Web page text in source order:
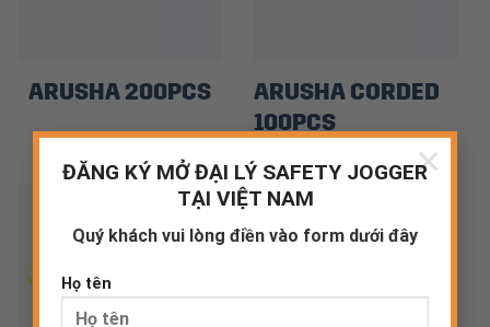
ĐĂNG KÝ MỞ ĐẠI LÝ SAFETY JOGGER
TẠI VIỆT NAM
Quý khách vui lòng điền vào form dưới đây
Họ tên
×
ARUSHA 200PCS
ARUSHA CORDED
100PCS